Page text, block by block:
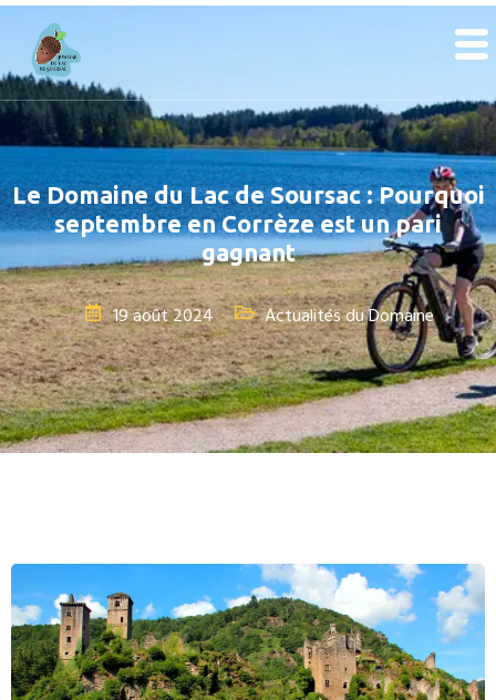
Le Domaine du Lac de Soursac : Pourquoi
septembre en Corrèze est un pari
gagnant
19 août 2024 Actualités du Domaine